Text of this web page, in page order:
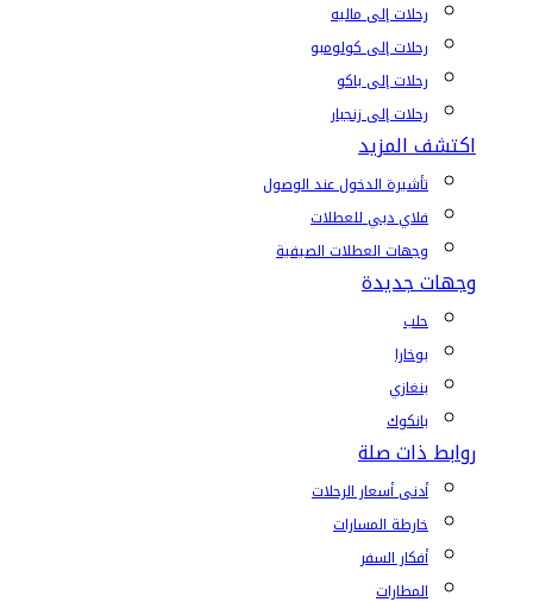
رحلات إلى ماليه
رحلات إلى كولومبو
رحلات إلى باكو
رحلات إلى زنجبار
اكتشف المزيد
تأشيرة الدخول عند الوصول
فلاي دبي للعطلات
وجهات العطلات الصيفية
وجهات جديدة
حلب
بوخارا
بنغازي
بانكوك
روابط ذات صلة
أدنى أسعار الرحلات
خارطة المسارات
أفكار السفر
المطارات